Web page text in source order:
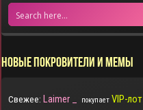
НОВЫЕ ПОКРОВИТЕЛИ И МЕМЫ
Свежее: Laimer _ покупает VIP-лот